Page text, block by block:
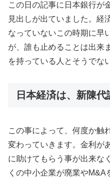
この日の記事に日本銀行が
見出しが出ていました。経
なっていないこの時期に早
が、誰も止めることは出来
を持っている人とそうでな
日本経済は、新陳代
この事によって、何度か触
変わっていきます。金利が
に助けてもらう事が出来な
くの中小企業が廃業やM&A